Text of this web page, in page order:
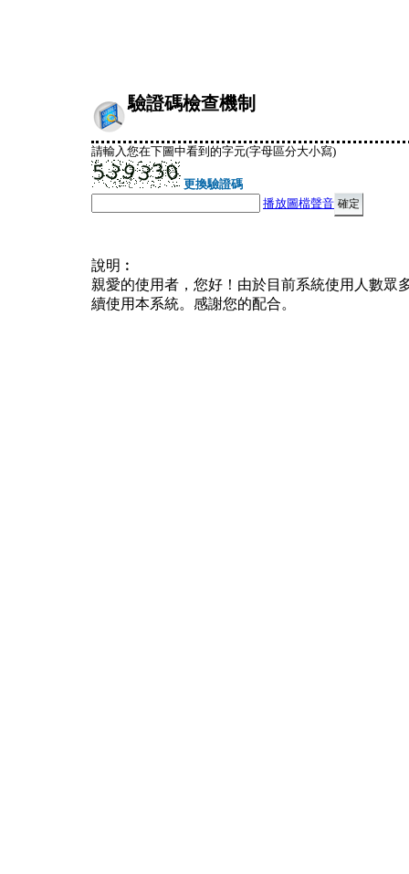
驗證碼檢查機制
請輸入您在下圖中看到的字元(字母區分大小寫)
更換驗證碼
播放圖檔聲音
說明︰
親愛的使用者，您好！由於目前系統使用人數眾
續使用本系統。感謝您的配合。